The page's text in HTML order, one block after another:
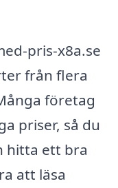
pris-x8a.se
från flera
företag
priser, så du
hitta ett bra
att läsa